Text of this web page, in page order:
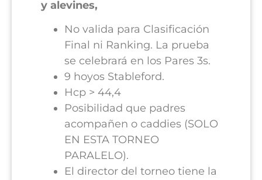
y alevines,
No valida para Clasificación
Final ni Ranking. La prueba
se celebrará en los Pares 3s.
9 hoyos Stableford.
Hcp > 44,4
Posibilidad que padres
acompañen o caddies (SOLO
EN ESTA TORNEO
PARALELO).
El director del torneo tiene la